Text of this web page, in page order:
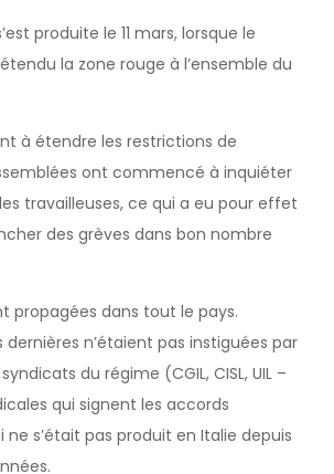
produite le 11 mars, lorsque le
la zone rouge à l’ensemble du
à étendre les restrictions de
ont commencé à inquiéter
travailleuses, ce qui a eu pour effet
des grèves dans bon nombre
propagées dans tout le pays.
dernières n’étaient pas instiguées par
du régime (CGIL, CISL, UIL –
qui signent les accords
s’était pas produit en Italie depuis